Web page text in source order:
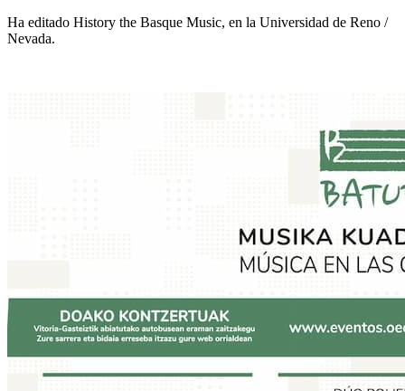
Ha editado History the Basque Music, en la Universidad de Reno /
Nevada.